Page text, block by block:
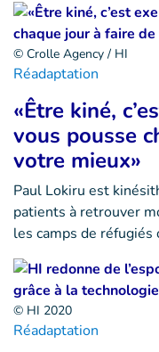
© Crolle Agency / HI
Réadaptation
«Être kiné,
vous pousse
votre mieux»
Paul Lokiru est
patients à retrouver
les camps de
© HI 2020
Réadaptation